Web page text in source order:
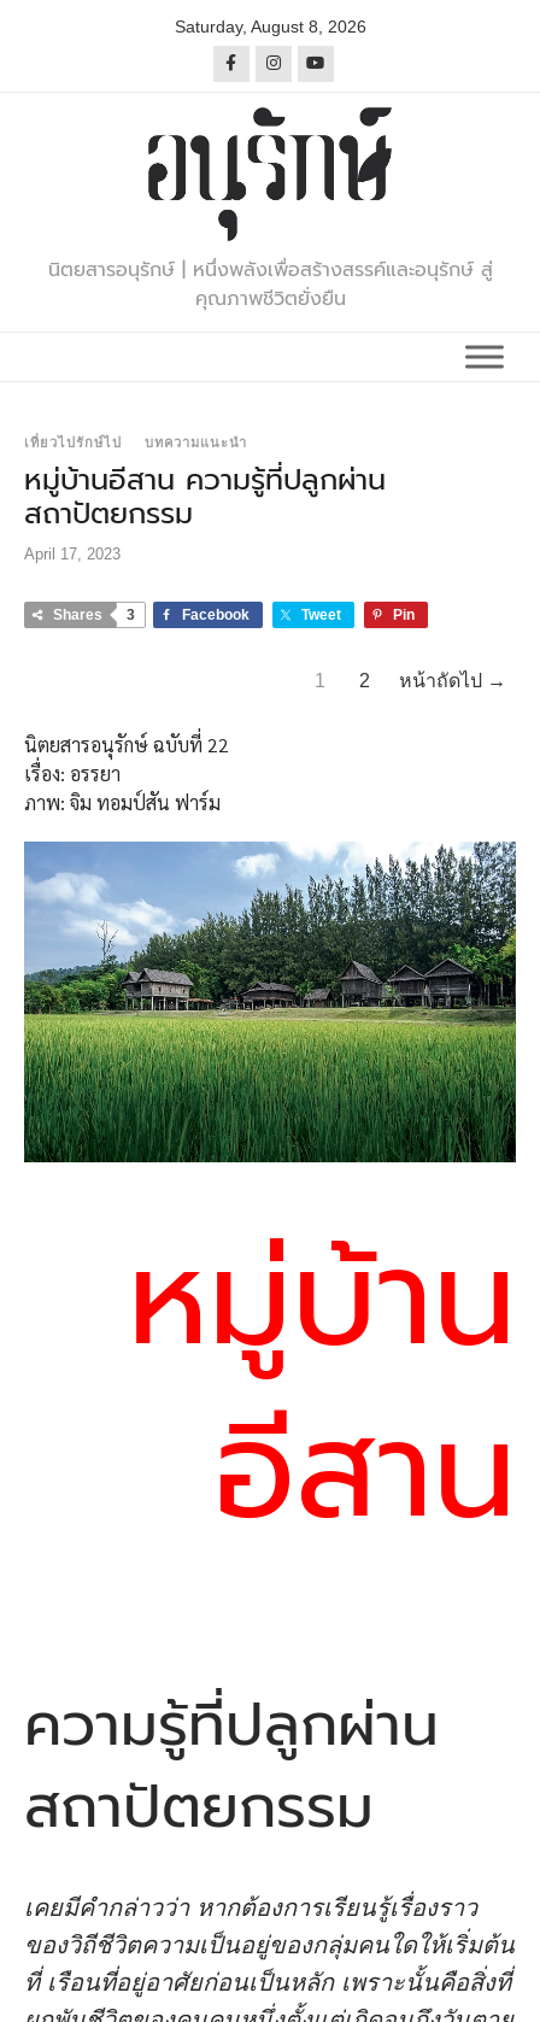
Saturday, August 8, 2026
นิตยสารอนุรักษ์ | หนึ่งพลังเพื่อสร้างสรรค์และอนุรักษ์ สู่
คุณภาพชีวิตยั่งยืน
เที่ยวไปรักษ์ไป บทความแนะนำ
หมู่บ้านอีสาน ความรู้ที่ปลูกผ่าน
สถาปัตยกรรม
April 17, 2023
Shares 3 Facebook Tweet Pin
1 2 หน้าถัดไป →
นิตยสารอนุรักษ์ ฉบับที่ 22
เรื่อง: อรรยา
ภาพ: จิม ทอมป์สัน ฟาร์ม
หมู่บ้าน
อีสาน
ความรู้ที่ปลูกผ่าน
สถาปัตยกรรม
เคยมีคํากล่าวว่า หากต้องการเรียนรู้เรื่องราว
ของวิถีชีวิตความเป็นอยู่ของกลุ่มคนใดให้เริ่มต้น
ที่ เรือนที่อยู่อาศัยก่อนเป็นหลัก เพราะนั้นคือสิ่งที่